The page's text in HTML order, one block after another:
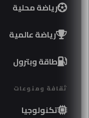
رياضة محلية
رياضة عالمية
طاقة وبترول
ثقافة ومنوعات
تكنولوجيا